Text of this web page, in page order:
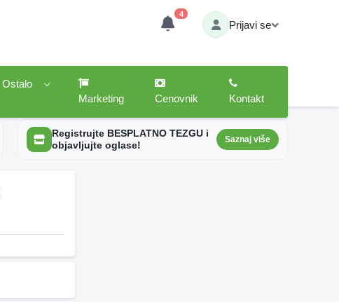
4
Prijavi se
Ostalo
Marketing
Cenovnik Kontakt
Registrujte BESPLATNO TEZGU i
objavljujte oglase!
Saznaj više